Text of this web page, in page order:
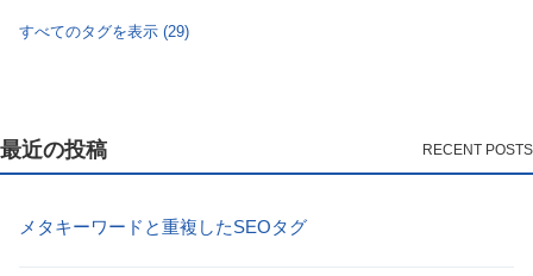
すべてのタグを表示 (29)
最近の投稿
メタキーワードと重複したSEOタグ